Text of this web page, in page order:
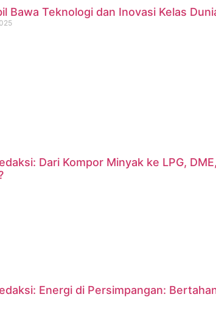
Bawa Teknologi dan Inovasi Kelas
Dari Kompor Minyak ke LPG,
Energi di Persimpangan: